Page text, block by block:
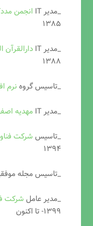
_مدیر IT انجمن
۱۳۸۵
_مدیر IT
۱۳۸۸
_تاسیس گروهنرم
_مدیر IT
مهدیه
_تاسیس شرکت
۱۳۹۴
_تاسیس مجله
_مدیر عامل شرکت
۱۳۹۹- تا اکنون